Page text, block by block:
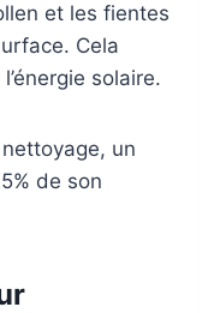
et les fientes
Cela
solaire.
un
de son